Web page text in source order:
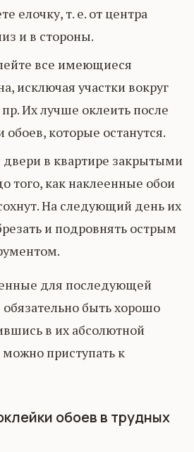
елочку, т. е. от центра
и в стороны.
все имеющиеся
исключая участки вокруг
Их лучше оклеить после
которые останутся.
в квартире закрытыми
того, как наклеенные обои
На следующий день их
и подровнять острым
для последующей
быть хорошо
в их абсолютной
можно приступать к
обоев в трудных